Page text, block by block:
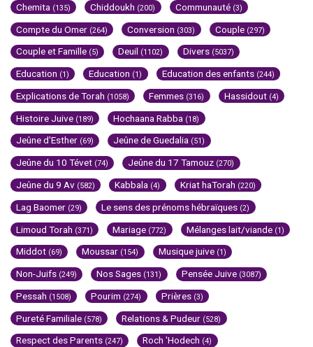
Chemita (135) Chiddoukh (200) Communauté (3)
Compte du Omer (264) Conversion (303) Couple (297)
Couple et Famille (5) Deuil (1102) Divers (5037)
Education (1) Education (1) Education des enfants (244)
Explications de Torah (1058) Femmes (316) Hassidout (4)
Histoire Juive (189) Hochaana Rabba (18)
Jeûne d'Esther (69) Jeûne de Guedalia (51)
Jeûne du 10 Tévet (74) Jeûne du 17 Tamouz (270)
Jeûne du 9 Av (582) Kabbala (4) Kriat haTorah (220)
Lag Baomer (29) Le sens des prénoms hébraïques (2)
Limoud Torah (371) Mariage (772) Mélanges lait/viande (1)
Middot (69) Moussar (154) Musique juive (1)
Non-Juifs (249) Nos Sages (131) Pensée Juive (3087)
Pessah (1508) Pourim (274) Prières (3)
Pureté Familiale (578) Relations & Pudeur (528)
Respect des Parents (247) Roch 'Hodech (4)